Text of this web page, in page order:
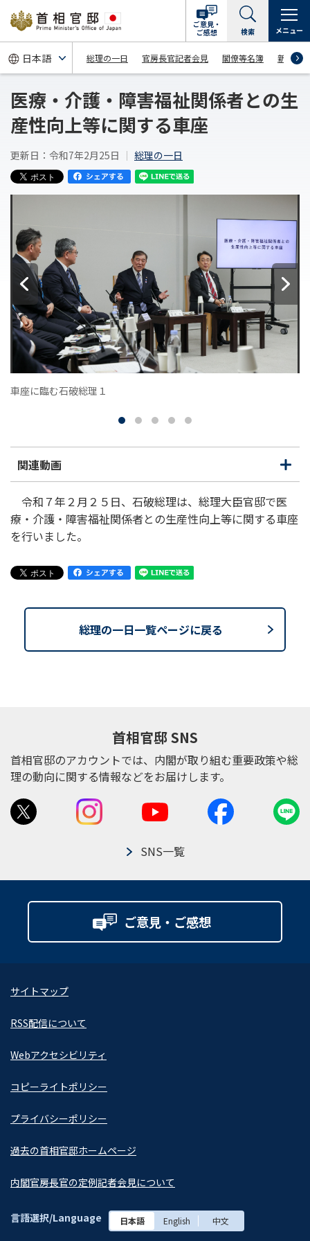
総理の一日 官房長官記者会見 閣僚等名簿 新着情報
ご意見・
ご感想
検索 メニュー
医療・介護・障害福祉関係者との生
産性向上等に関する車座
更新日：令和7年2月25日 総理の一日
車座に臨む石破総理１
関連動画
開
く
閉
じ
る
令和７年２月２５日、石破総理は、総理大臣官邸で医
療・介護・障害福祉関係者との生産性向上等に関する車座
を行いました。
総理の一日一覧ページに戻る
首相官邸 SNS
首相官邸のアカウントでは、内閣が取り組む重要政策や総
理の動向に関する情報などをお届けします。
SNS一覧
ご意見・ご感想
サイトマップ
RSS配信について
Webアクセシビリティ
コピーライトポリシー
プライバシーポリシー
過去の首相官邸ホームページ
内閣官房長官の定例記者会見について
言語選択/Language 日本語 English 中文